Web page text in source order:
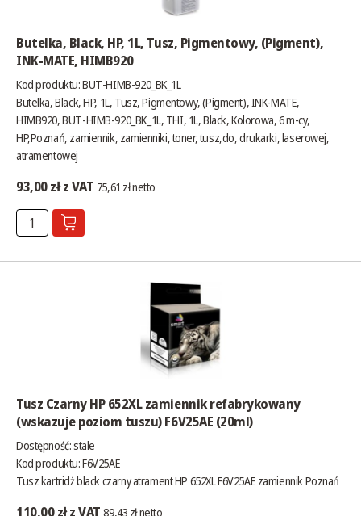
Butelka, Black, HP, 1L, Tusz, Pigmentowy, (Pigment),
INK-MATE, HIMB920
Kod produktu: BUT-HIMB-920_BK_1L
Butelka, Black, HP, 1L, Tusz, Pigmentowy, (Pigment), INK-MATE,
HIMB920, BUT-HIMB-920_BK_1L, THI, 1L, Black, Kolorowa, 6 m-cy,
HP,Poznań, zamiennik, zamienniki, toner, tusz,do, drukarki, laserowej,
atramentowej
93,00 zł z VAT 75,61 zł netto
Tusz Czarny HP 652XL zamiennik refabrykowany
(wskazuje poziom tuszu) F6V25AE (20ml)
Dostępność:stale
Kod produktu: F6V25AE
Tusz kartridż black czarny atrament HP 652XL F6V25AE zamiennik Poznań
110,00 zł z VAT 89,43 zł netto